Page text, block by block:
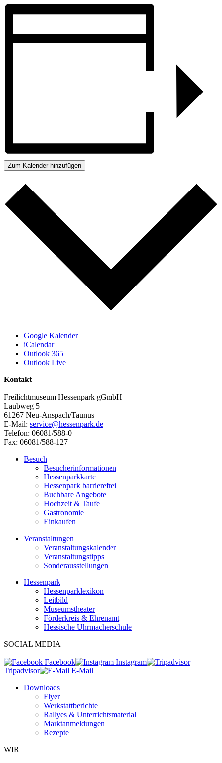
Zum Kalender hinzufügen
Google Kalender
iCalendar
Outlook 365
Outlook Live
Kontakt
Freilichtmuseum Hessenpark gGmbH
Laubweg 5
61267 Neu-Anspach/Taunus
E-Mail: service@hessenpark.de
Telefon: 06081/588-0
Fax: 06081/588-127
Besuch
Besucherinformationen
Hessenparkkarte
Hessenpark barrierefrei
Buchbare Angebote
Hochzeit & Taufe
Gastronomie
Einkaufen
Veranstaltungen
Veranstaltungskalender
Veranstaltungstipps
Sonderausstellungen
Hessenpark
Hessenparklexikon
Leitbild
Museumstheater
Förderkreis & Ehrenamt
Hessische Uhrmacherschule
SOCIAL MEDIA
Facebook
Instagram
Tripadvisor
E-Mail
Downloads
Flyer
Werkstattberichte
Rallyes & Unterrichtsmaterial
Marktanmeldungen
Rezepte
WIR